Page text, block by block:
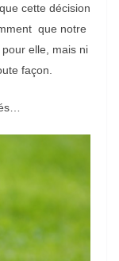
cette décision
que notre
elle, mais ni
façon.